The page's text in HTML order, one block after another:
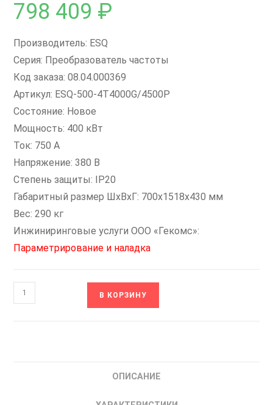
798 409 ₽
Производитель: ESQ
Серия: Преобразователь частоты
Код заказа: 08.04.000369
Артикул: ESQ-500-4T4000G/4500P
Состояние: Новое
Мощность: 400 кВт
Ток: 750 А
Напряжение: 380 В
Степень защиты: IP20
Габаритный размер ШхВхГ: 700х1518х430 мм
Вес: 290 кг
Инжиниринговые услуги ООО «Гекомс»:
Параметрирование и наладка
Количество
товара
В КОРЗИНУ
ОПИСАНИЕ